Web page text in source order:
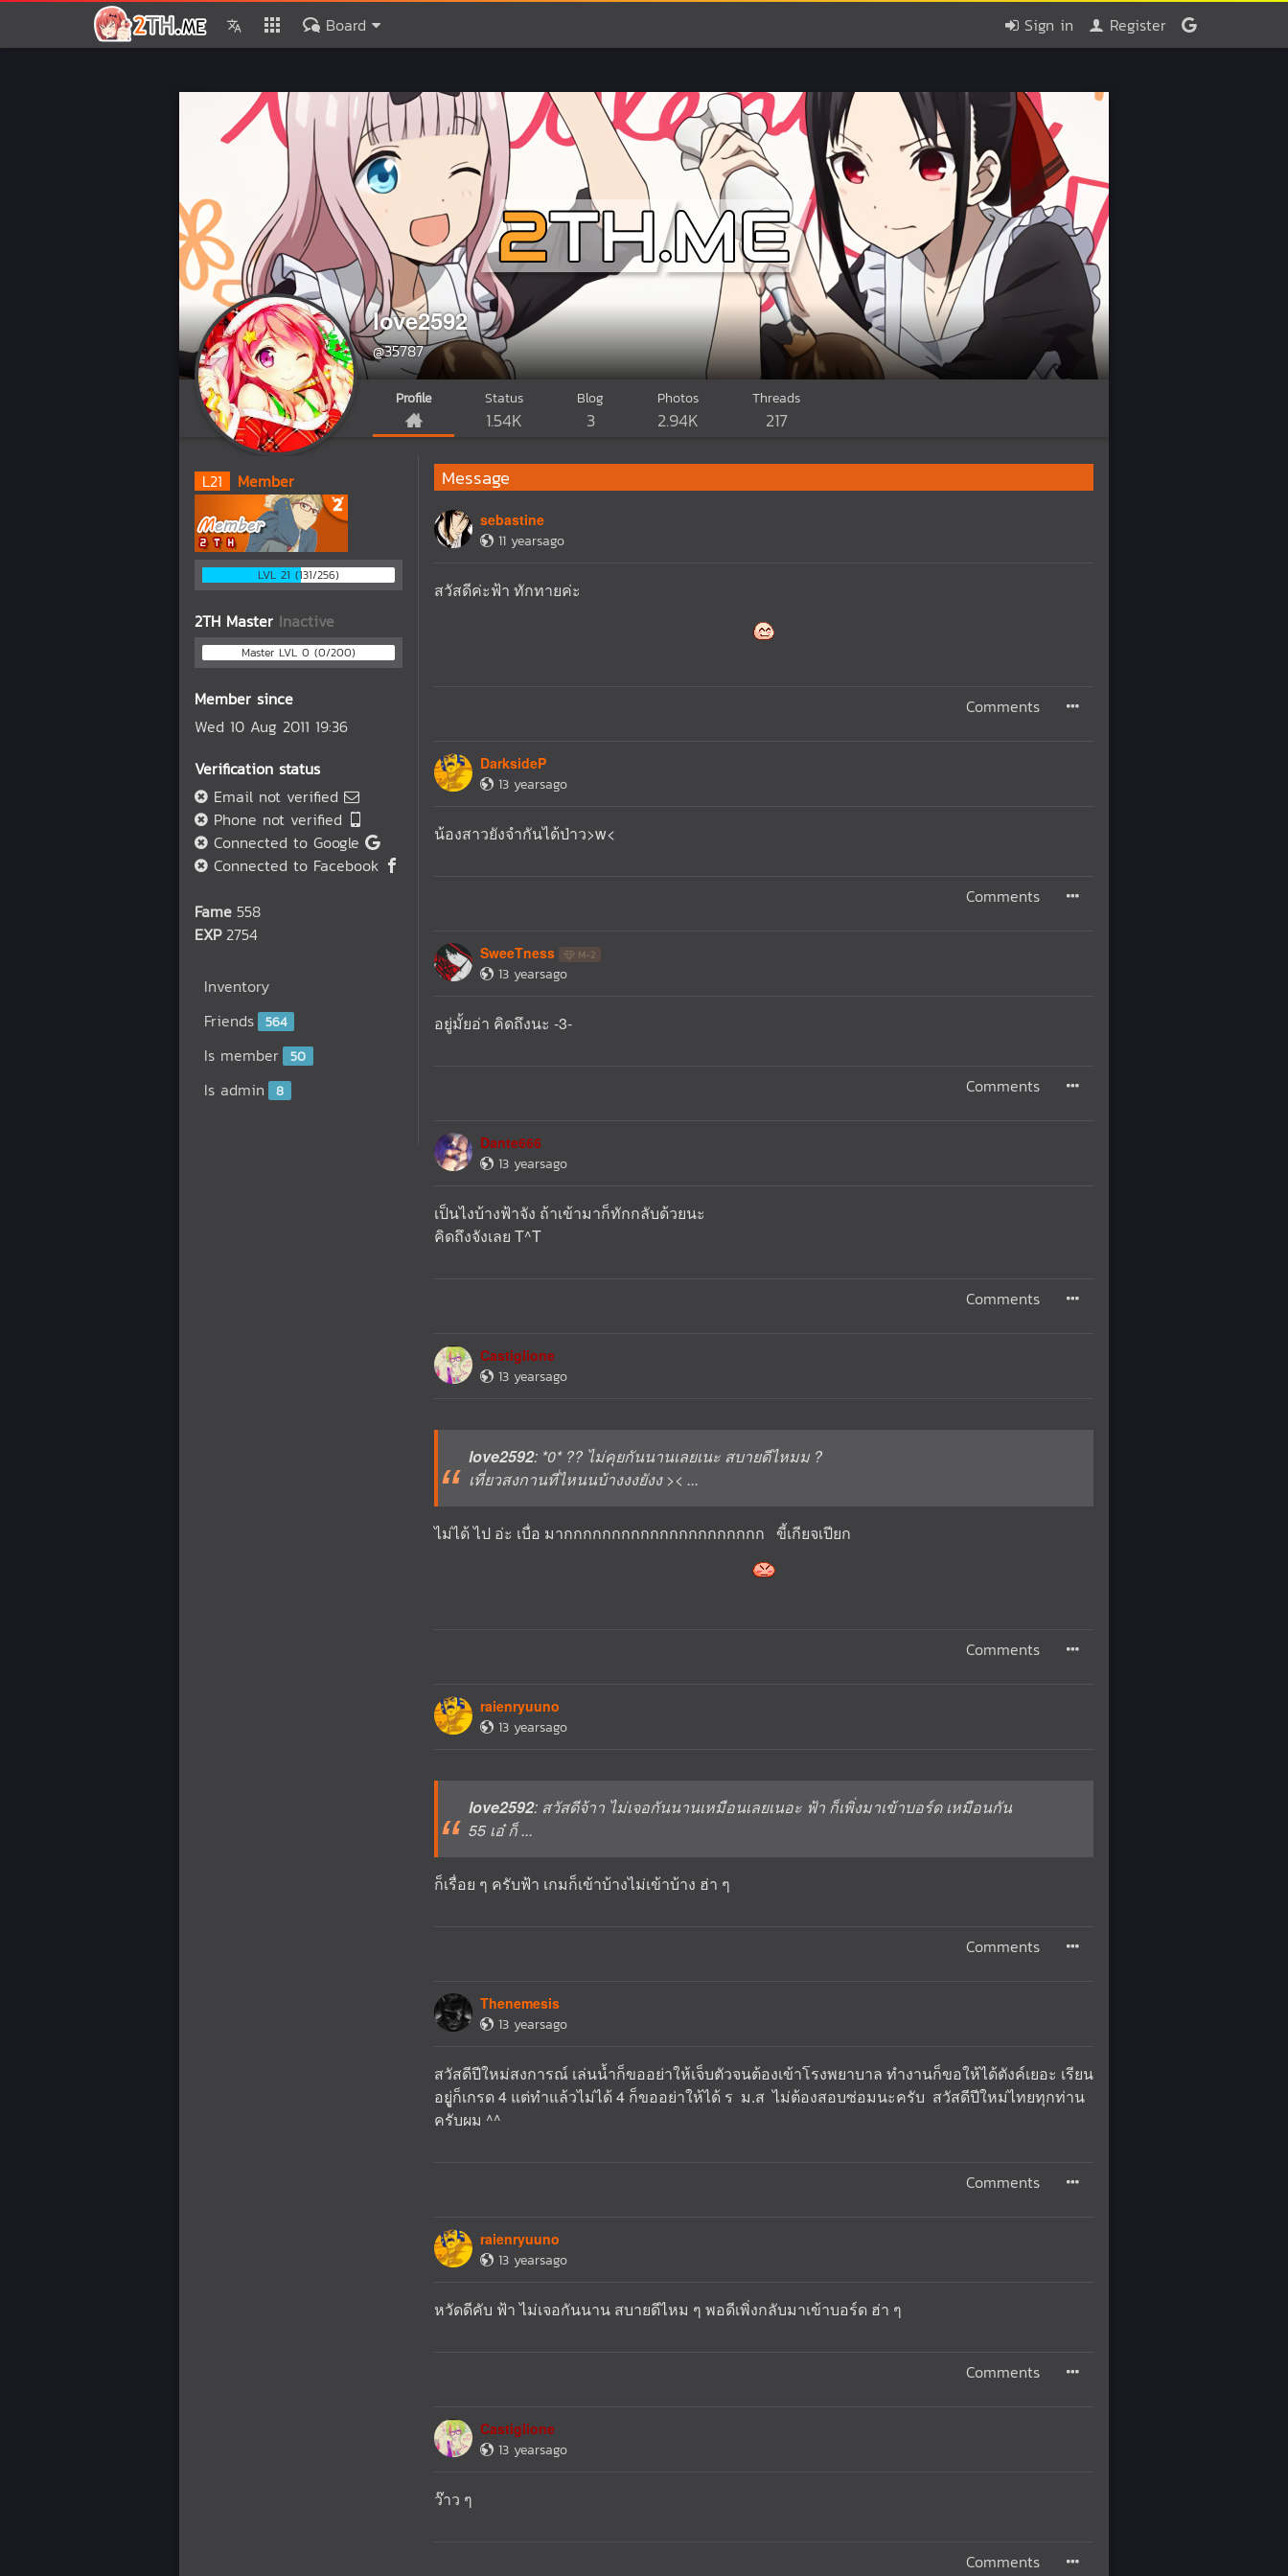
Sign in Register
Board
love2592
@35787
Profile Status
1.54K
Blog
3
Photos
2.94K
Threads
217
L21 Member
LVL 21 (131/256)
2TH Master Inactive
Master LVL 0 (0/200)
Member since
Wed 10 Aug 2011 19:36
Verification status
Email not verified
Phone not verified
Connected to Google
Connected to Facebook
Fame 558
EXP 2754
Inventory
Friends 564
Is member 50
Is admin 8
Message
sebastine
11 yearsago
สวัสดีค่ะฟ้า ทักทายค่ะ
Comments
DarksideP
13 yearsago
น้องสาวยังจำกันได้ป่าว>w<
Comments
SweeTness M-2
13 yearsago
อยู่มั้ยอ่า คิดถึงนะ -3-
Comments
Dante666
13 yearsago
เป็นไงบ้างฟ้าจัง ถ้าเข้ามาก็ทักกลับด้วยนะ
คิดถึงจังเลย T^T
Comments
Castiglione
13 yearsago
love2592: *0* ?? ไม่คุยกันนานเลยเนะ สบายดีไหมม ?
เที่ยวสงกานที่ไหนนบ้างงงยังง >< ...
ไม่ได้ ไป อ่ะ เบื่อ มากกกกกกกกกกกกกกกกกกกกก ขี้เกียจเปียก
Comments
raienryuuno
13 yearsago
love2592: สวัสดีจ้าา ไม่เจอกันนานเหมือนเลยเนอะ ฟ้า ก็เพิ่งมาเข้าบอร์ด เหมือนกัน
55 เอ๋ ก็ ...
ก็เรื่อย ๆ ครับฟ้า เกมก็เข้าบ้างไม่เข้าบ้าง ฮ่า ๆ
Comments
Thenemesis
13 yearsago
สวัสดีปีใหม่สงการณ์ เล่นน้ำก็ขออย่าให้เจ็บตัวจนต้องเข้าโรงพยาบาล ทำงานก็ขอให้ได้ตังค์เยอะ เรียน
อยูู่ก็เกรด 4 แต่ทำแล้วไม่ได้ 4 ก็ขออย่าให้ได้ ร ม.ส ไม่ต้องสอบซ่อมนะครับ สวัสดีปีใหม่ไทยทุกท่าน
ครับผม ^^
Comments
raienryuuno
13 yearsago
หวัดดีคับ ฟ้า ไม่เจอกันนาน สบายดีไหม ๆ พอดีเพิ่งกลับมาเข้าบอร์ด ฮ่า ๆ
Comments
Castiglione
13 yearsago
ว๊าว ๆ
Comments